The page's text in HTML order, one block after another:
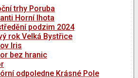
trhy Poruba
Horní lhota
podzim 2024
rok Velká Bystřice
Iris
bez hranic
odpoledne Krásné Pole